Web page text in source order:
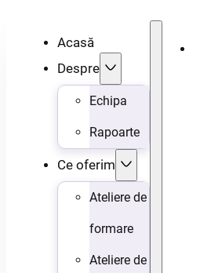
Acasă
Despre
Echipa
Rapoarte
Ce oferim
Ateliere de
formare
Ateliere de